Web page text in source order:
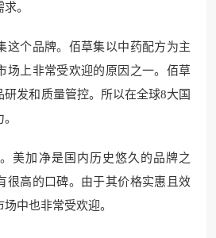
。
这个品牌。佰草集以中药配方为主
场上非常受欢迎的原因之一。佰草
发和质量管控。所以在全球8大国
美加净是国内历史悠久的品牌之
很高的口碑。由于其价格实惠且效
中也非常受欢迎。